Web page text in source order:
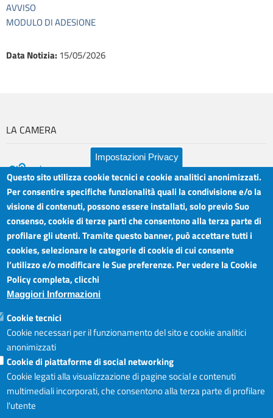
AVVISO
MODULO DI ADESIONE
Data Notizia: 15/05/2026
LA CAMERA
Camera di Commercio Industria Artigianato e
Agricoltura del Sud Est Sicilia
Sede legale: Via Cappuccini, 2 - Catania
Sede territoriale: Piazza della Libertà - Ragusa
Sede territoriale: Via Duca degli Abruzzi, 4 - Siracusa
Posta elettronica certificata: ctrgsr
pec.ctrgsr.camcom.it
Sito:www.ctrgsr.camcom.gov.it
Codice di fatturazione elettronica:
Orari sportelli:
Dal Lunedì al Venerdì ore
8.30 - 12.00
Martedì anche 15.45 - 17.45
Copyright © CCIAA, 2019
Impostazioni Privacy
Questo sito utilizza cookie tecnici e cookie analitici anonimizzati.
Per consentire specifiche funzionalità quali la condivisione e/o la
visione di contenuti, possono essere installati, solo previo Suo
consenso, cookie di terze parti che consentono alla terza parte di
profilare gli utenti. Tramite questo banner, può accettare tutti i
cookies, selezionare le categorie di cookie di cui consente
l’utilizzo e/o modificare le Sue preferenze. Per vedere la Cookie
Policy completa, clicchi
Maggiori Informazioni
Cookie tecnici
Cookie necessari per il funzionamento del sito e cookie analitici
anonimizzati
Cookie di piattaforme di social networking
Cookie legati alla visualizzazione di pagine social e contenuti
multimediali incorporati, che consentono alla terza parte di profilare
l'utente